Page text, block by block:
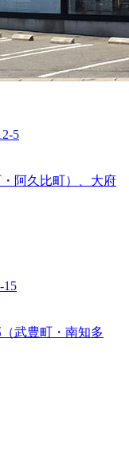
5
阿久比町）、大府
15
武豊町・南知多